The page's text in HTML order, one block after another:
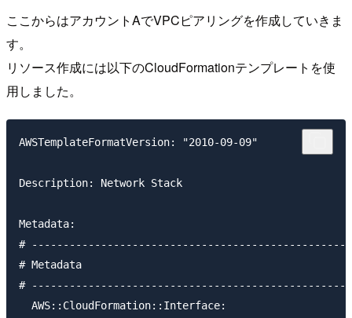
ここからはアカウントAでVPCピアリングを作成していきま
す。
リソース作成には以下のCloudFormationテンプレートを使
用しました。
AWSTemplateFormatVersion: "2010-09-09"
Description: Network Stack
Metadata:
#
# Metadata
#
  AWS::CloudFormation::Interface: